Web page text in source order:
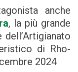
anche
, la più grande
di Rho-
2024